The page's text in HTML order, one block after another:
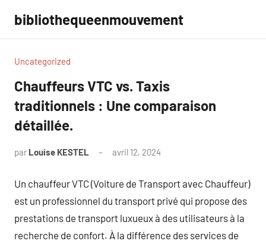
contenu
bibliothequeenmouvement
Uncategorized
Chauffeurs VTC vs. Taxis
traditionnels : Une comparaison
détaillée.
par Louise KESTEL avril 12, 2024
Un chauffeur VTC (Voiture de Transport avec Chauffeur)
est un professionnel du transport privé qui propose des
prestations de transport luxueux à des utilisateurs à la
recherche de confort. À la différence des services de